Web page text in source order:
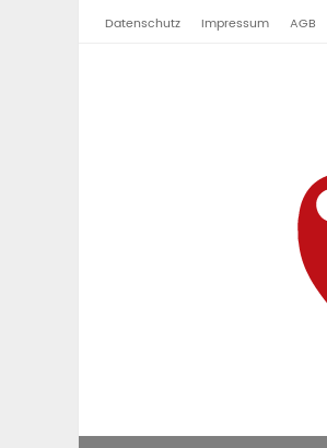
Datenschutz Impressum AGB